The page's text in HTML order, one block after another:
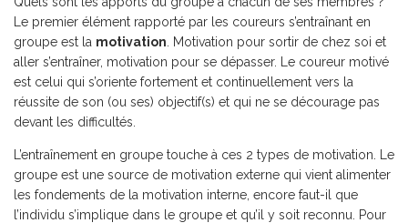
Le premier élément rapporté par les coureurs s’entraînant en
groupe est la motivation . Motivation pour sortir de chez soi et
aller s’entraîner, motivation pour se dépasser. Le coureur motivé
est celui qui s’oriente fortement et continuellement vers la
réussite de son (ou ses) objectif(s) et qui ne se décourage pas
devant les difficultés.
L’entraînement en groupe touche à ces 2 types de motivation. Le
groupe est une source de motivation externe qui vient alimenter
les fondements de la motivation interne, encore faut-il que
l’individu s’implique dans le groupe et qu’il y soit reconnu. Pour